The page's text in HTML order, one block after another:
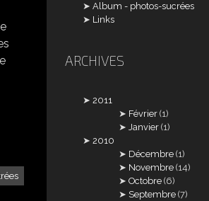
Album - photos-sucrées
Links
ARCHIVES
2011
Février (1)
Janvier (1)
2010
Décembre (1)
Novembre (14)
Octobre (6)
Septembre (7)